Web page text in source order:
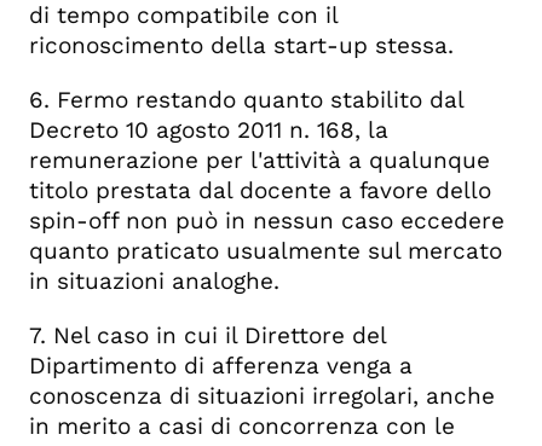
di tempo compatibile con il
riconoscimento della start-up stessa.
6. Fermo restando quanto stabilito dal
Decreto 10 agosto 2011 n. 168, la
remunerazione per l'attività a qualunque
titolo prestata dal docente a favore dello
spin-off non può in nessun caso eccedere
quanto praticato usualmente sul mercato
in situazioni analoghe.
7. Nel caso in cui il Direttore del
Dipartimento di afferenza venga a
conoscenza di situazioni irregolari, anche
in merito a casi di concorrenza con le